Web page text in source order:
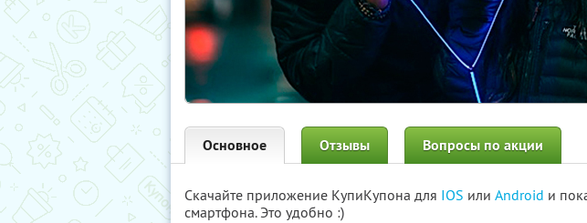
Основное Отзывы Вопросы по акции
Скачайте приложение КупиКупона для IOS или Android и
смартфона. Это удобно :)